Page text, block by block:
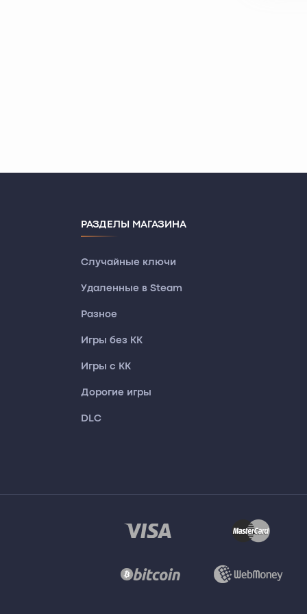
РАЗДЕЛЫ МАГАЗИНА
Случайные ключи
Удаленные в Steam
Разное
Игры без КК
Игры с КК
Дорогие игры
DLC